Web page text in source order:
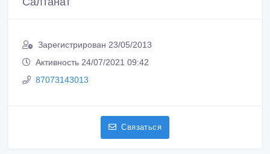
Зарегистрирован 23/05/2013
Активность 24/07/2021 09:42
87073143013
Связаться